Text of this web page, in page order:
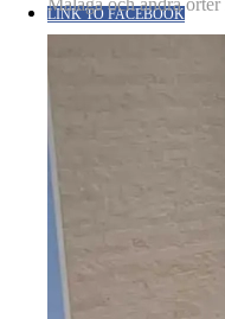
LINK TO FACEBOOK